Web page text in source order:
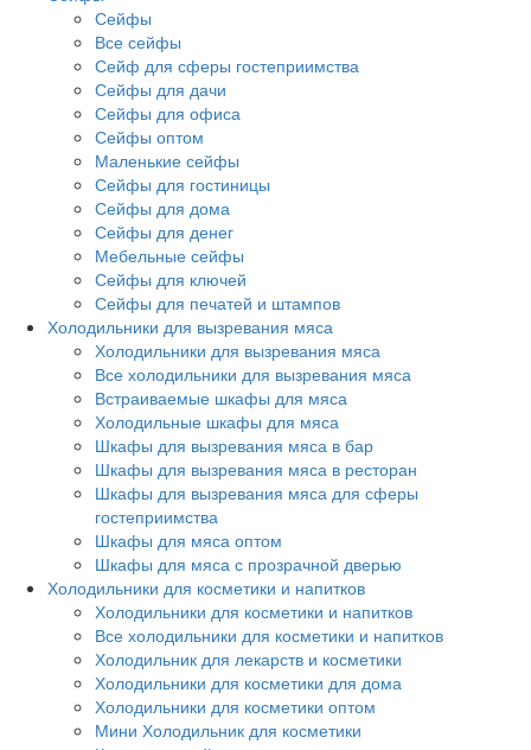
Сейфы
Все сейфы
Сейф для сферы гостеприимства
Сейфы для дачи
Сейфы для офиса
Сейфы оптом
Маленькие сейфы
Сейфы для гостиницы
Сейфы для дома
Сейфы для денег
Мебельные сейфы
Сейфы для ключей
Сейфы для печатей и штампов
Холодильники для вызревания мяса
Холодильники для вызревания мяса
Все холодильники для вызревания мяса
Встраиваемые шкафы для мяса
Холодильные шкафы для мяса
Шкафы для вызревания мяса в бар
Шкафы для вызревания мяса в ресторан
Шкафы для вызревания мяса для сферы
гостеприимства
Шкафы для мяса оптом
Шкафы для мяса с прозрачной дверью
Холодильники для косметики и напитков
Холодильники для косметики и напитков
Все холодильники для косметики и напитков
Холодильник для лекарств и косметики
Холодильники для косметики для дома
Холодильники для косметики оптом
Мини Холодильник для косметики